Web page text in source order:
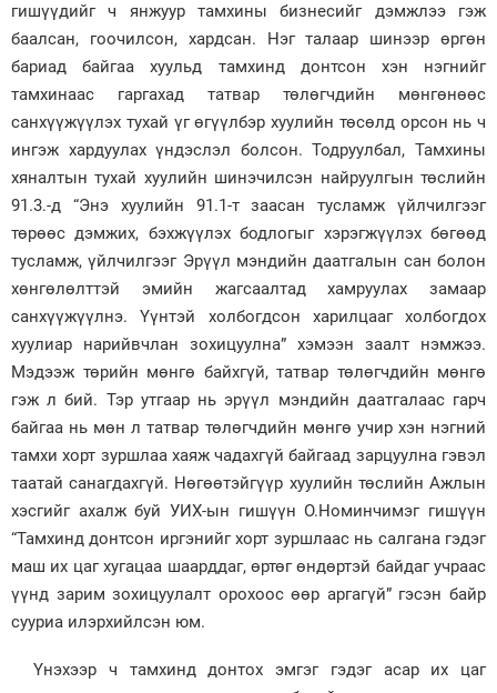
гишүүдийг ч янжуур тамхины бизнесийг дэмжлээ гэж
баалсан, гоочилсон, хардсан. Нэг талаар шинээр өргөн
бариад байгаа хуульд тамхинд донтсон хэн нэгнийг
тамхинаас гаргахад татвар төлөгчдийн мөнгөнөөс
санхүүжүүлэх тухай үг өгүүлбэр хуулийн төсөлд орсон нь ч
ингэж хардуулах үндэслэл болсон. Тодруулбал, Тамхины
хяналтын тухай хуулийн шинэчилсэн найруулгын төслийн
91.3.-д “Энэ хуулийн 91.1-т заасан тусламж үйлчилгээг
төрөөс дэмжих, бэхжүүлэх бодлогыг хэрэгжүүлэх бөгөөд
тусламж, үйлчилгээг Эрүүл мэндийн даатгалын сан болон
хөнгөлөлттэй эмийн жагсаалтад хамруулах замаар
санхүүжүүлнэ. Үүнтэй холбогдсон харилцааг холбогдох
хуулиар нарийвчлан зохицуулна” хэмээн заалт нэмжээ.
Мэдээж төрийн мөнгө байхгүй, татвар төлөгчдийн мөнгө
гэж л бий. Тэр утгаар нь эрүүл мэндийн даатгалаас гарч
байгаа нь мөн л татвар төлөгчдийн мөнгө учир хэн нэгний
тамхи хорт зуршлаа хаяж чадахгүй байгаад зарцуулна гэвэл
таатай санагдахгүй. Нөгөөтэйгүүр хуулийн төслийн Ажлын
хэсгийг ахалж буй УИХ-ын гишүүн О.Номинчимэг гишүүн
“Тамхинд донтсон иргэнийг хорт зуршлаас нь салгана гэдэг
маш их цаг хугацаа шаарддаг, өртөг өндөртэй байдаг учраас
үүнд зарим зохицуулалт орохоос өөр аргагүй” гэсэн байр
сууриа илэрхийлсэн юм.
Үнэхээр ч тамхинд донтох эмгэг гэдэг асар их цаг